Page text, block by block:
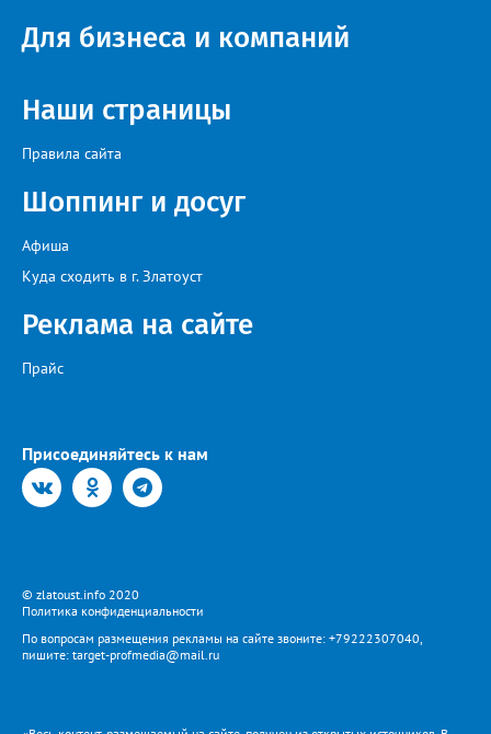
Для бизнеса и компаний
Наши страницы
Правила сайта
Шоппинг и досуг
Афиша
Куда сходить в г. Златоуст
Реклама на сайте
Прайс
Присоединяйтесь к нам
© zlatoust.info 2020
Политика конфиденциальности
По вопросам размещения рекламы на сайте звоните: +79222307040,
пишите: target-profmedia@mail.ru